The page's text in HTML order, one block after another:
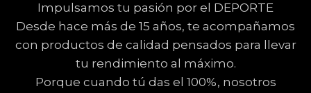
Impulsamos tu pasión por el DEPORTE
Desde hace más de 15 años, te acompañamos
con productos de calidad pensados para llevar
tu rendimiento al máximo.
Porque cuando tú das el 100%, nosotros